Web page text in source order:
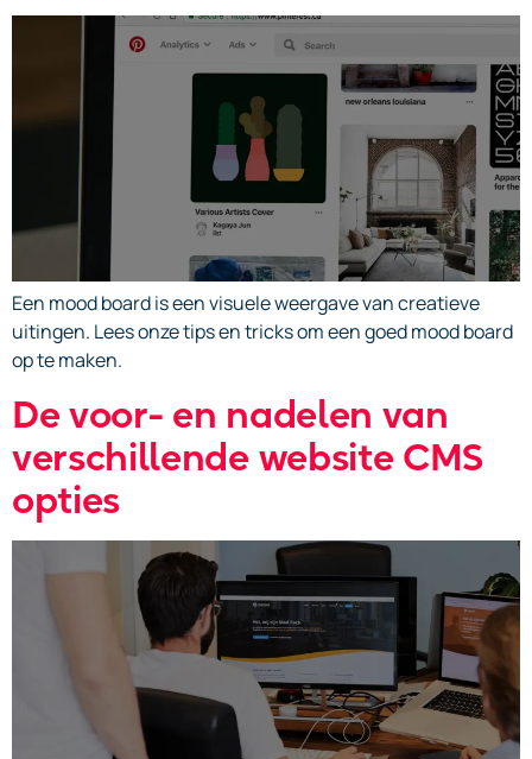
Een mood board is een visuele weergave van creatieve
uitingen. Lees onze tips en tricks om een goed mood board
op te maken.
De voor- en nadelen van
verschillende website CMS
opties